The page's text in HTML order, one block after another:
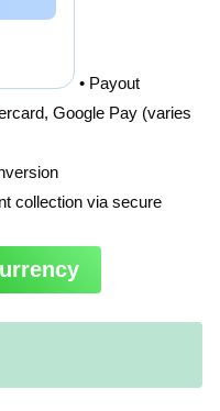
• Payout
Google Pay (varies
collection via secure